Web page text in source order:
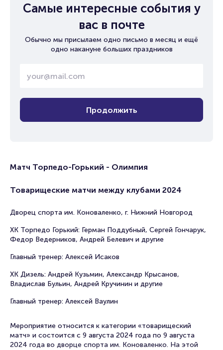
Самые интересные события у
вас в почте
Обычно мы присылаем одно письмо в месяц и ещё
одно накануне больших праздников
Продолжить
Матч Торпедо-Горький - Олимпия
Товарищеские матчи между клубами 2024
Дворец спорта им. Коноваленко, г. Нижний Новгород
ХК Торпедо Горький: Герман Поддубный, Сергей Гончарук,
Федор Ведерников, Андрей Белевич и другие
Главный тренер: Алексей Исаков
ХК Дизель: Андрей Кузьмин, Александр Крысанов,
Владислав Бульин, Андрей Кручинин и другие
Главный тренер: Алексей Ваулин
Мероприятие относится к категории «товарищеский
матч» и состоится с 9 августа 2024 года по 9 августа
2024 года во дворце спорта им. Коноваленко. На этой